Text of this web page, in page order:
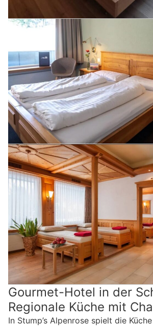
Gourmet-Hotel in der
Regionale Küche mit
In Stump’s Alpenrose spielt die